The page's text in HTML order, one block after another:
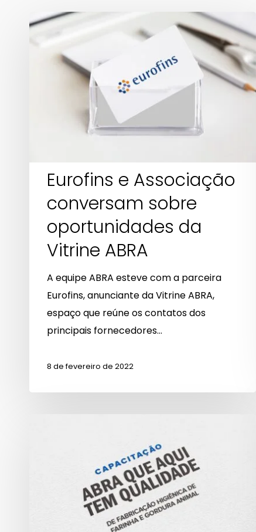
Eurofins
Associação
conversam
oportunidades
ABRA
Eurofins e Associação
conversam sobre
oportunidades da
Vitrine ABRA
A equipe ABRA esteve com a parceira
Eurofins, anunciante da Vitrine ABRA,
espaço que reúne os contatos dos
principais fornecedores…
8 de fevereiro de 2022
Capacitação